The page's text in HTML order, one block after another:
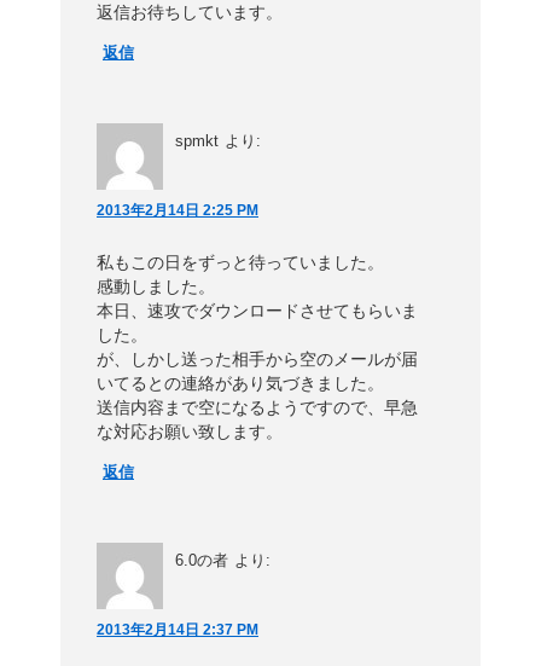
返信お待ちしています。
返信
spmkt より:
2013年2月14日 2:25 PM
私もこの日をずっと待っていました。
感動しました。
本日、速攻でダウンロードさせてもらいま
した。
が、しかし送った相手から空のメールが届
いてるとの連絡があり気づきました。
送信内容まで空になるようですので、早急
な対応お願い致します。
返信
6.0の者 より:
2013年2月14日 2:37 PM